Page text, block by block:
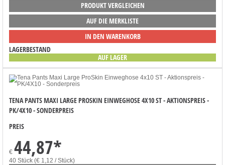
PRODUKT VERGLEICHEN
AUF DIE MERKLISTE
IN DEN WARENKORB
LAGERBESTAND
AUF LAGER
TENA PANTS MAXI LARGE PROSKIN EINWEGHOSE 4X10 ST - AKTIONSPREIS -
PK/4X10 - SONDERPREIS
PREIS
€ 44,87*
40 Stück (€ 1,12 / Stück)